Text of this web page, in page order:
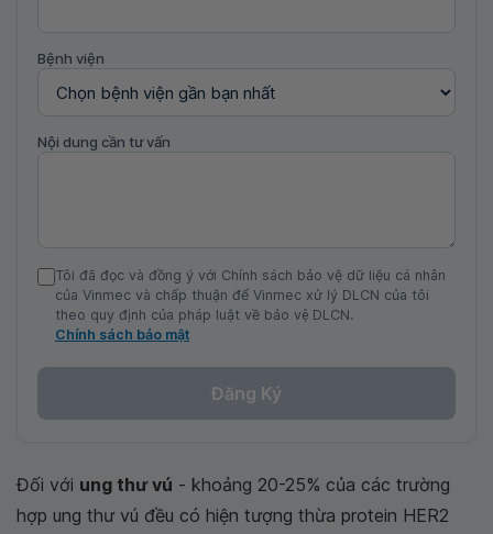
Bệnh viện
Nội dung cần tư vấn
Tôi đã đọc và đồng ý với Chính sách bảo vệ dữ liệu cá nhân
của Vinmec và chấp thuận để Vinmec xử lý DLCN của tôi
theo quy định của pháp luật về bảo vệ DLCN.
Chính sách bảo mật
Đăng Ký
Đối với ung thư vú - khoảng 20-25% của các trường
hợp ung thư vú đều có hiện tượng thừa protein HER2